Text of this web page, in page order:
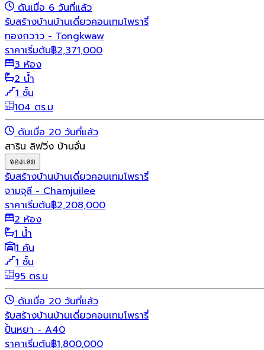
ดันเมื่อ 6 วันที่แล้ว
รับสร้างบ้านบ้านเดี่ยวคอนเทมโพรารี่
ทองกวาว - Tongkwaw
ราคาเริ่มต้น฿2,371,000
3 ห้อง
2 น้ำ
1 ชั้น
104 ตร.ม
ดันเมื่อ 20 วันที่แล้ว
สาริน ลิฟวิ่ง บ้านจั่น
จองเลย
รับสร้างบ้านบ้านเดี่ยวคอนเทมโพรารี่
จามจุลี - Chamjuilee
ราคาเริ่มต้น฿2,208,000
2 ห้อง
1 น้ำ
1 คัน
1 ชั้น
95 ตร.ม
ดันเมื่อ 20 วันที่แล้ว
รับสร้างบ้านบ้านเดี่ยวคอนเทมโพรารี่
ปั้นหยา - A40
ราคาเริ่มต้น฿1,800,000